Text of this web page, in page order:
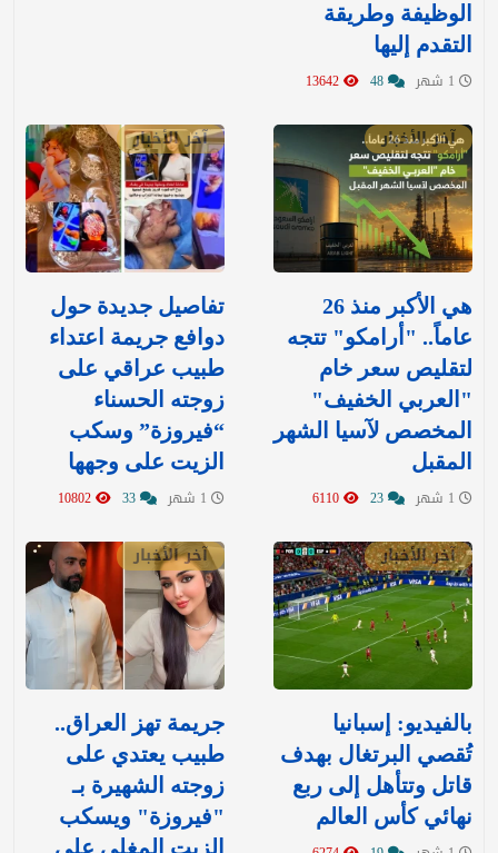
الوظيفة وطريقة
التقدم إليها
آخر الأخبار
هي الأكبر منذ 26
عاماً.. "أرامكو" تتجه
لتقليص سعر خام
"العربي الخفيف"
المخصص لآسيا الشهر
المقبل
آخر الأخبار
تفاصيل جديدة حول
دوافع جريمة اعتداء
طبيب عراقي على
زوجته الحسناء
“فيروزة” وسكب
الزيت على وجهها
آخر الأخبار
بالفيديو: إسبانيا
تُقصي البرتغال بهدف
قاتل وتتأهل إلى ربع
نهائي كأس العالم
آخر الأخبار
جريمة تهز العراق..
طبيب يعتدي على
زوجته الشهيرة بـ
"فيروزة" ويسكب
الزيت المغلي على